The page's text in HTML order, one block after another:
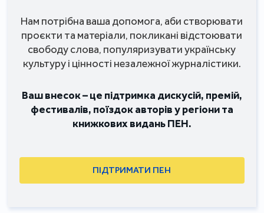
Нам потрібна ваша допомога, аби створювати
проєкти та матеріали, покликані відстоювати
свободу слова, популяризувати українську
культуру і цінності незалежної журналістики.
Ваш внесок – це підтримка дискусій, премій,
фестивалів, поїздок авторів у регіони та
книжкових видань ПЕН.
ПІДТРИМАТИ ПЕН